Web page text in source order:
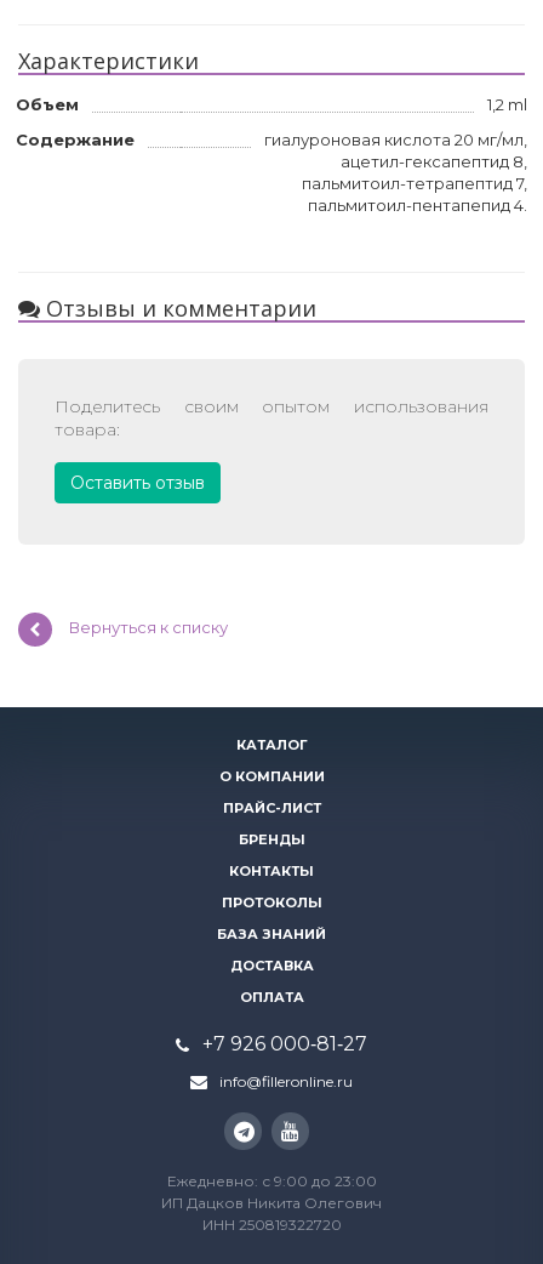
Характеристики
Объем
1,2 ml
Содержание
гиалуроновая кислота 20 мг/мл,
ацетил-гексапептид 8,
пальмитоил-тетрапептид 7,
пальмитоил-пентапепид 4.
Отзывы и комментарии
Поделитесь своим опытом использования
товара:
Оставить отзыв
Вернуться к списку
КАТАЛОГ
О КОМПАНИИ
ПРАЙС-ЛИСТ
БРЕНДЫ
КОНТАКТЫ
ПРОТОКОЛЫ
БАЗА ЗНАНИЙ
ДОСТАВКА
ОПЛАТА
+7 926 000‑81‑27
info@filleronline.ru
Ежедневно: с 9:00 до 23:00
ИП Дацков Никита Олегович
ИНН 250819322720